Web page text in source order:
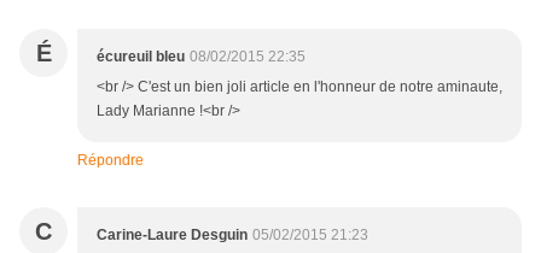
É écureuil bleu 08/02/2015 22:35
<br /> C'est un bien joli article en l'honneur de notre aminaute,
Lady Marianne !<br />
Répondre
C Carine-Laure Desguin 05/02/2015 21:23